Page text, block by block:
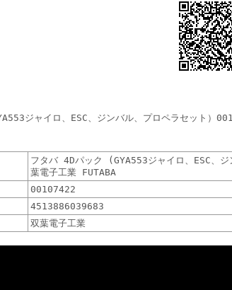
ジャイロ、ESC、ジンバル、プロペラセット）
フタバ 4Dパック (GYA553ジャイロ、ESC、
葉電子工業 FUTABA
00107422
4513886039683
双葉電子工業